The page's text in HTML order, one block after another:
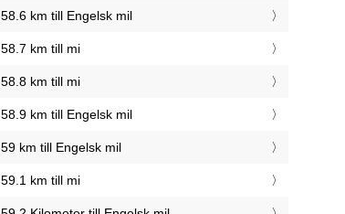
58.6 km till Engelsk mil
58.7 km till mi
58.8 km till mi
58.9 km till Engelsk mil
59 km till Engelsk mil
59.1 km till mi